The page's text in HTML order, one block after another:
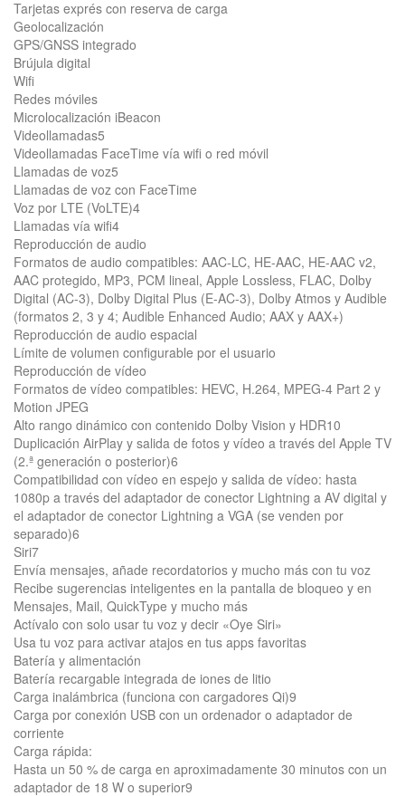
Tarjetas exprés con reserva de carga
Geolocalización
GPS/GNSS integrado
Brújula digital
Wifi
Redes móviles
Microlocalización iBeacon
Videollamadas5
Videollamadas FaceTime vía wifi o red móvil
Llamadas de voz5
Llamadas de voz con FaceTime
Voz por LTE (VoLTE)4
Llamadas vía wifi4
Reproducción de audio
Formatos de audio compatibles: AAC-LC, HE-AAC, HE-AAC v2,
AAC protegido, MP3, PCM lineal, Apple Lossless, FLAC, Dolby
Digital (AC-3), Dolby Digital Plus (E-AC-3), Dolby Atmos y Audible
(formatos 2, 3 y 4; Audible Enhanced Audio; AAX y AAX+)
Reproducción de audio espacial
Límite de volumen configurable por el usuario
Reproducción de vídeo
Formatos de vídeo compatibles: HEVC, H.264, MPEG-4 Part 2 y
Motion JPEG
Alto rango dinámico con contenido Dolby Vision y HDR10
Duplicación AirPlay y salida de fotos y vídeo a través del Apple TV
(2.ª generación o posterior)6
Compatibilidad con vídeo en espejo y salida de vídeo: hasta
1080p a través del adaptador de conector Lightning a AV digital y
el adaptador de conector Lightning a VGA (se venden por
separado)6
Siri7
Envía mensajes, añade recordatorios y mucho más con tu voz
Recibe sugerencias inteligentes en la pantalla de bloqueo y en
Mensajes, Mail, QuickType y mucho más
Actívalo con solo usar tu voz y decir «Oye Siri»
Usa tu voz para activar atajos en tus apps favoritas
Batería y alimentación
Batería recargable integrada de iones de litio
Carga inalámbrica (funciona con cargadores Qi)9
Carga por conexión USB con un ordenador o adaptador de
corriente
Carga rápida:
Hasta un 50 % de carga en aproximadamente 30 minutos con un
adaptador de 18 W o superior9